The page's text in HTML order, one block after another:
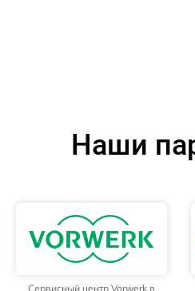
Наши
Сервисный центр Vorwerk в